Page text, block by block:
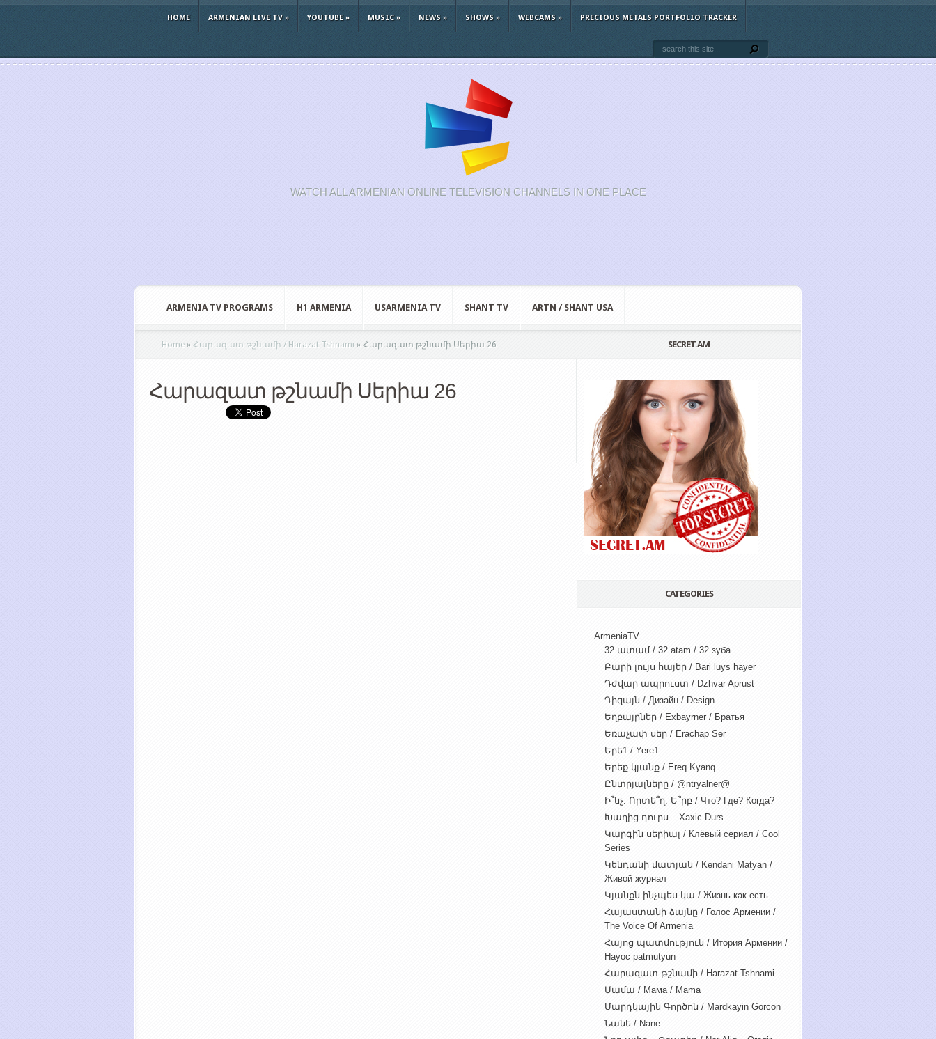
HOME ARMENIAN LIVE TV» YOUTUBE» MUSIC» NEWS » SHOWS » WEBCAMS » PRECIOUS METALS PORTFOLIO TRACKER
WATCH ALL ARMENIAN ONLINE TELEVISION CHANNELS IN ONE PLACE
ARMENIA TV PROGRAMS H1 ARMENIA USARMENIA TV SHANT TV ARTN / SHANT USA
Home » Հարազատ թշնամի / Harazat Tshnami » Հարազատ թշնամի Սերիա 26
Հարազատ թշնամի Սերիա 26
SECRET.AM
CATEGORIES
ArmeniaTV
32 ատամ / 32 atam / 32 зуба
Բարի լույս հայեր / Bari luys hayer
Դժվար ապրուստ / Dzhvar Aprust
Դիզայն / Дизайн / Design
Եղբայրներ / Exbayrner / Братья
Եռաչափ սեր / Erachap Ser
Երե1 / Yere1
Երեք կյանք / Ereq Kyanq
Ընտրյալները / @ntryalner@
Ի՞նչ: Որտե՞ղ: Ե՞րբ / Что? Где? Когда?
Խաղից դուրս – Xaxic Durs
Կարգին սերիալ / Клёвый сериал / Cool
Series
Կենդանի մատյան / Kendani Matyan /
Живой журнал
Կյանքն ինչպես կա / Жизнь как есть
Հայաստանի ձայնը / Голос Армении /
The Voice Of Armenia
Հայոց պատմություն / Итория Армении /
Hayoc patmutyun
Հարազատ թշնամի / Harazat Tshnami
Մամա / Мама / Mama
Մարդկային Գործոն / Mardkayin Gorcon
Նանե / Nane